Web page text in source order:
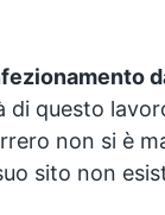
di questo
non si è
sito non